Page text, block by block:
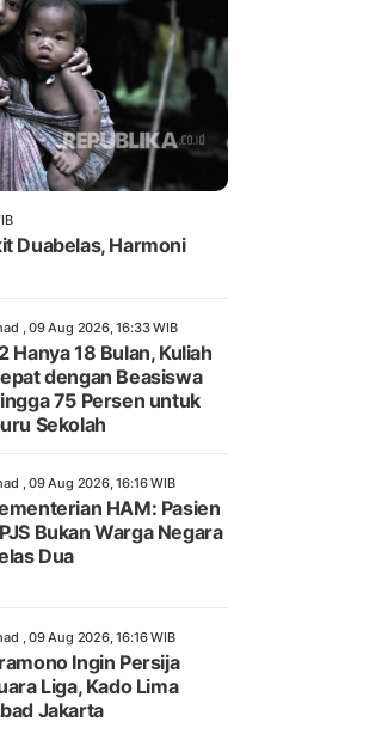
Duabelas, Harmoni
, 09 Aug 2026, 16:33 WIB
Hanya 18 Bulan, Kuliah
dengan Beasiswa
75 Persen untuk
Sekolah
, 09 Aug 2026, 16:16 WIB
HAM: Pasien
Bukan Warga Negara
Dua
, 09 Aug 2026, 16:16 WIB
Ingin Persija
Liga, Kado Lima
Jakarta